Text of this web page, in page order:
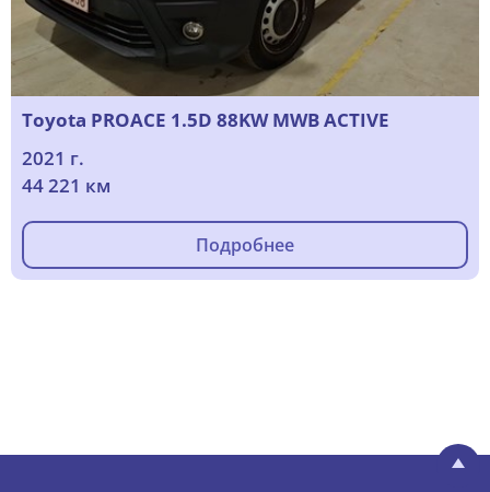
Toyota PROACE 1.5D 88KW MWB ACTIVE
2021 г.
44 221 км
Подробнее